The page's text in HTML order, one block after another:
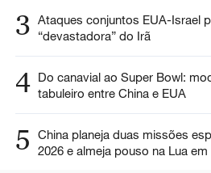
3 Ataques conjuntos EUA-Israel
“devastadora” do Irã
4 Do canavial ao Super Bowl:
tabuleiro entre China e EUA
5
China planeja duas missões
2026 e almeja pouso na Lua em